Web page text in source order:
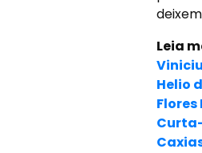
Leia
Helio